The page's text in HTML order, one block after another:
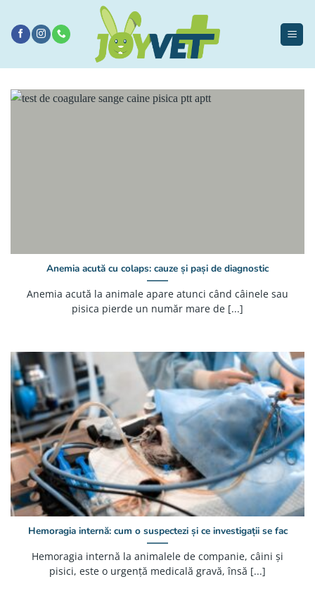
conținut
Anemia acută cu colaps: cauze și pași de diagnostic
Anemia acută la animale apare atunci când câinele sau
pisica pierde un număr mare de [...]
Hemoragia internă: cum o suspectezi și ce investigații se fac
Hemoragia internă la animalele de companie, câini și
pisici, este o urgență medicală gravă, însă [...]